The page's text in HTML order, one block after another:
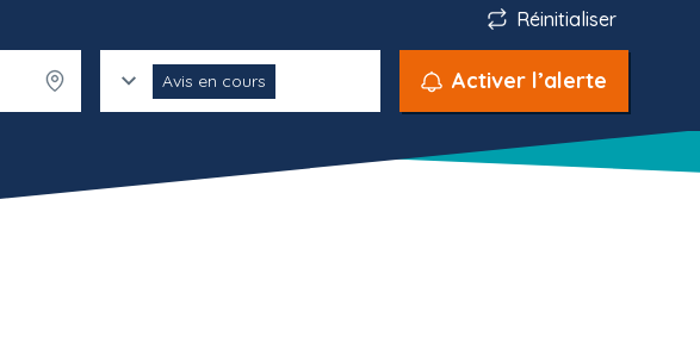
Réinitialiser
Avis en cours Activer l’alerte